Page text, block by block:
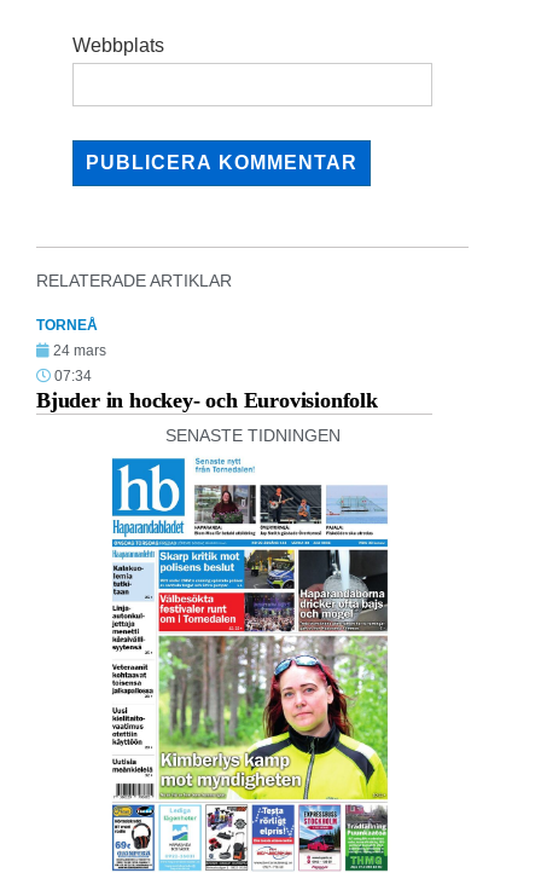
Webbplats
RELATERADE ARTIKLAR
TORNEÅ
24 mars
07:34
Bjuder in hockey- och Eurovisionfolk
SENASTE TIDNINGEN